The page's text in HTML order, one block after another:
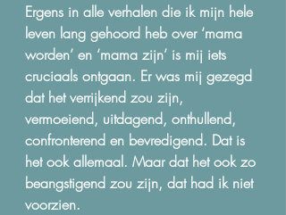
Ergens in alle verhalen die ik mijn hele
leven lang gehoord heb over ‘mama
worden’ en ‘mama zijn’ is mij iets
cruciaals ontgaan. Er was mij gezegd
dat het verrijkend zou zijn,
vermoeiend, uitdagend, onthullend,
confronterend en bevredigend. Dat is
het ook allemaal. Maar dat het ook zo
beangstigend zou zijn, dat had ik niet
voorzien.